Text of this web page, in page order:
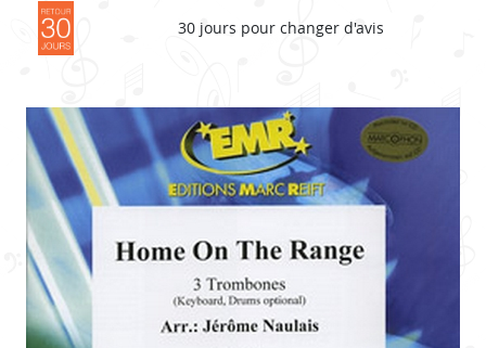
30 jours pour changer d'avis